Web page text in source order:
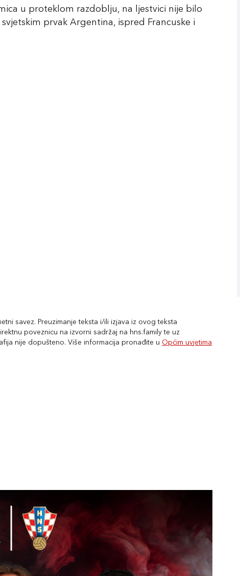
u proteklom razdoblju, na ljestvici nije bilo
prvak Argentina, ispred Francuske i
savez. Preuzimanje teksta i/ili izjava iz ovog teksta
poveznicu na izvorni sadržaj na hns.family te uz
nije dopušteno. Više informacija pronađite u Općim uvjetima